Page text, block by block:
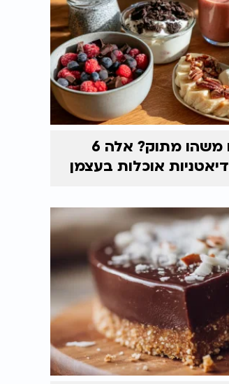
מתחשק לכם משהו מתוק? אלה 6
אוכלות בעצמן